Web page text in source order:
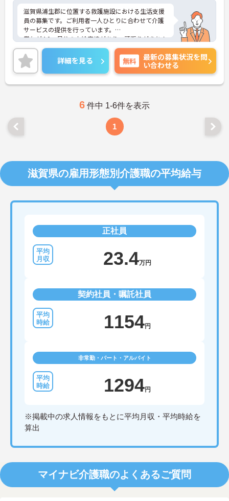
滋賀県浦生郡に位置する救護施設における生活支援
員の募集です。ご利用者一人ひとりに合わせて介護
サービスの提供を行っています。
賞与が4.0ヶ月分の支給実績があり、頑張りがきちん
と評価される職場です。また、人材育成にも力を入
れており、研修制度が充実しています。
ご興味のある方には、面接対策ポイントなど、さら
に詳細をお話しいたしますのでお気軽にご相談くだ
さい！
詳細を見る 無料
最新の募集状況を問
い合わせる
6 件中 1-6件を表示
1
滋賀県の雇用形態別介護職の平均給与
正社員
23.4万円
契約社員・嘱託社員
1154円
非常勤・パート・アルバイト
1294円
※掲載中の求人情報をもとに平均月収・平均時給を
算出
マイナビ介護職のよくあるご質問